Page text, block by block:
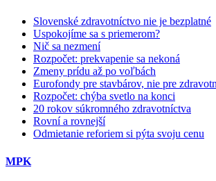
Slovenské zdravotníctvo nie je bezplatné
Uspokojíme sa s priemerom?
Nič sa nezmení
Rozpočet: prekvapenie sa nekoná
Zmeny prídu až po voľbách
Eurofondy pre stavbárov, nie pre
Rozpočet: chýba svetlo na konci
20 rokov súkromného zdravotníctva
Rovní a rovnejší
Odmietanie reforiem si pýta svoju cenu
MPK